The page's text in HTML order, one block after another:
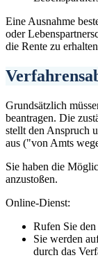
Eine Ausnahme
oder
die Rente zu
Grundsätzlich
beantragen. Die
stellt den Anspruch
aus ("von Amts
Sie haben die
anzustoßen.
Online-Dienst:
Rufen Sie
Sie werden
durch das